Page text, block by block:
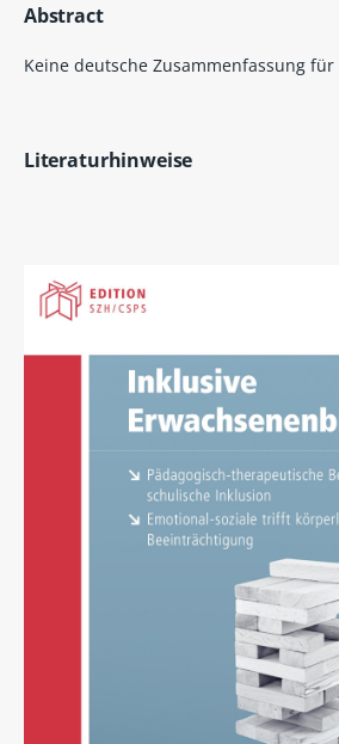
Abstract
Keine deutsche Zusammenfassung
Literaturhinweise